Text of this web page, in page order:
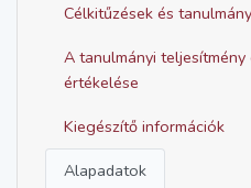
Alapadatok
Célkitűzések és
A tanulmányi teljesítmény
értékelése
Kiegészítő információk